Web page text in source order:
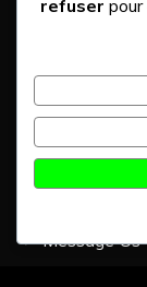
My Account
Order
Gift
Message Us
refuser